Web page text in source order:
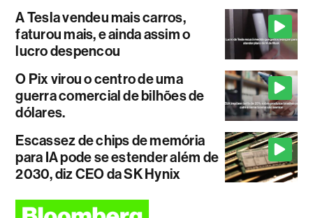
A Tesla vendeu mais carros,
faturou mais, e ainda assim o
lucro despencou
O Pix virou o centro de uma
guerra comercial de bilhões de
dólares.
Escassez de chips de memória
para IA pode se estender além de
2030, diz CEO da SK Hynix